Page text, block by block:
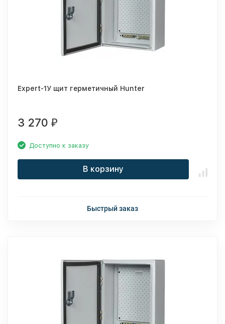
Expert-1У щит герметичный Hunter
3 270 ₽
Доступно к заказу
В корзину
Быстрый заказ